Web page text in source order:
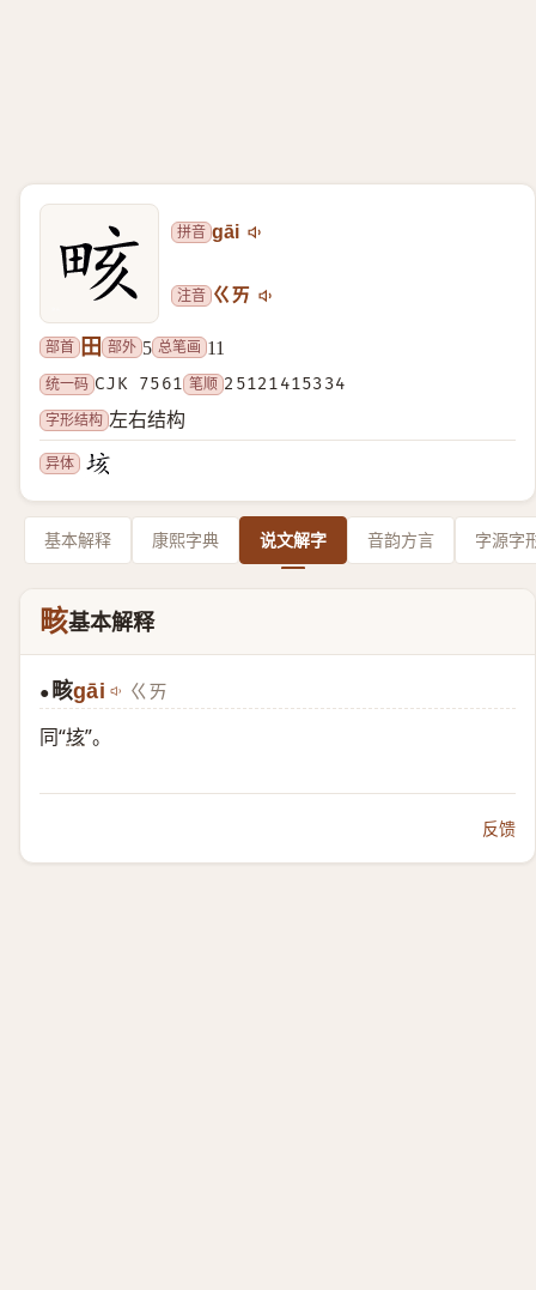
拼音 gāi
注音 ㄍㄞ
部首 田 部外 5 总笔画 11
统一码 CJK 7561 笔顺 25121415334
字形结构 左右结构
异体
基本解释 康熙字典 说文解字 音韵方言 字源字
畡基本解释
● 畡gāi ㄍㄞ
同“垓”。
反馈